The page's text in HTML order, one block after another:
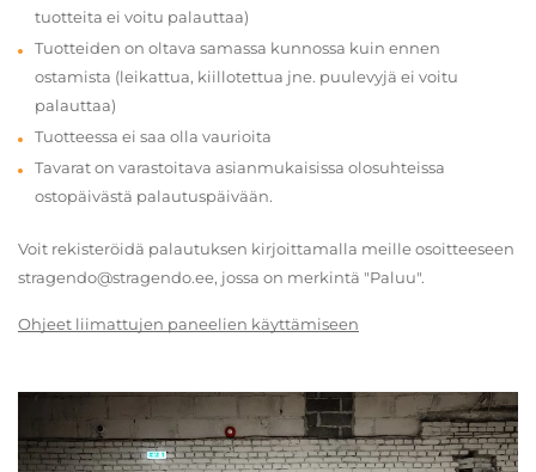
tuotteita ei voitu palauttaa)
Tuotteiden on oltava samassa kunnossa kuin ennen
ostamista (leikattua, kiillotettua jne. puulevyjä ei voitu
palauttaa)
Tuotteessa ei saa olla vaurioita
Tavarat on varastoitava asianmukaisissa olosuhteissa
ostopäivästä palautuspäivään.
Voit rekisteröidä palautuksen kirjoittamalla meille osoitteeseen
stragendo@stragendo.ee, jossa on merkintä "Paluu".
Ohjeet liimattujen paneelien käyttämiseen